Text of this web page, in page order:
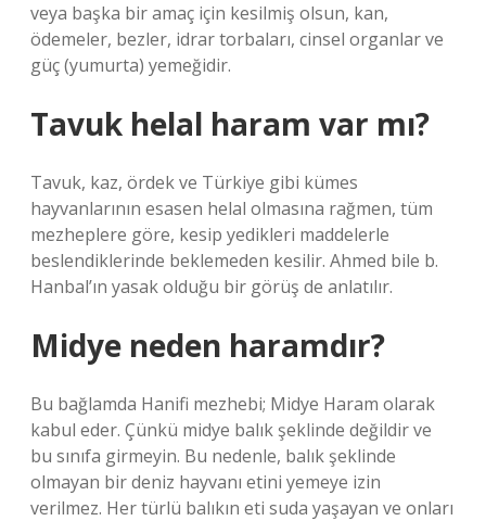
veya başka bir amaç için kesilmiş olsun, kan,
ödemeler, bezler, idrar torbaları, cinsel organlar ve
güç (yumurta) yemeğidir.
Tavuk helal haram var mı?
Tavuk, kaz, ördek ve Türkiye gibi kümes
hayvanlarının esasen helal olmasına rağmen, tüm
mezheplere göre, kesip yedikleri maddelerle
beslendiklerinde beklemeden kesilir. Ahmed bile b.
Hanbal’ın yasak olduğu bir görüş de anlatılır.
Midye neden haramdır?
Bu bağlamda Hanifi mezhebi; Midye Haram olarak
kabul eder. Çünkü midye balık şeklinde değildir ve
bu sınıfa girmeyin. Bu nedenle, balık şeklinde
olmayan bir deniz hayvanı etini yemeye izin
verilmez. Her türlü balıkın eti suda yaşayan ve onları